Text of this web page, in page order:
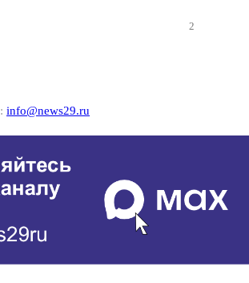
2
info@news29.ru